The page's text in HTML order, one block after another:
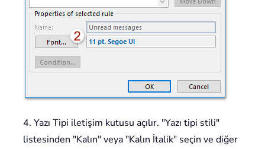
4. Yazı Tipi iletişim kutusu açılır. "Yazı tipi stili"
listesinden "Kalın" veya "Kalın İtalik" seçin ve diğer